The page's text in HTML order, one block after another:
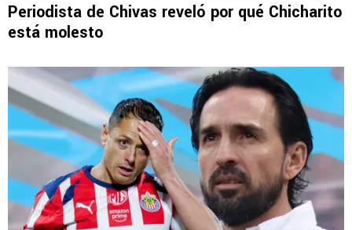
Periodista de Chivas reveló por qué Chicharito
está molesto